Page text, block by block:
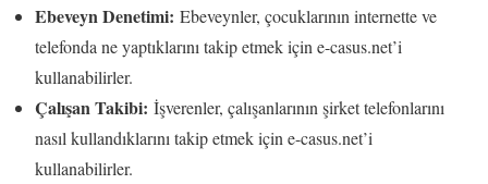
Ebeveyn Denetimi: Ebeveynler, çocuklarının internette ve
telefonda ne yaptıklarını takip etmek için e-casus.net’i
kullanabilirler.
Çalışan Takibi: İşverenler, çalışanlarının şirket telefonlarını
nasıl kullandıklarını takip etmek için e-casus.net’i
kullanabilirler.